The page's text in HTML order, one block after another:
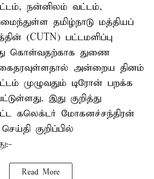
நன்னிலம் வட்டம்,
தமிழ்நாடு மத்தியப்
(CUTN) பட்டமளிப்பு
கொள்வதற்காக துணை
அன்றைய தினம்
முழுவதும் டிரோன் பறக்க
இது குறித்து
கலெக்டர் மோகனச்சந்திரன்
குறிப்பில்
Read More